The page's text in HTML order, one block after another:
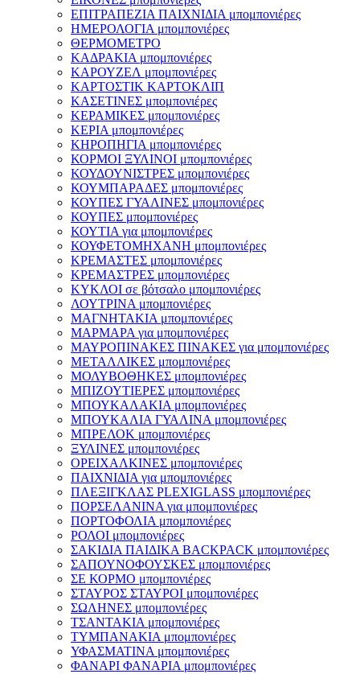
ΕΠΙΤΡΑΠΕΖΙΑ ΠΑΙΧΝΙΔΙΑ μπομπονιέρες
ΗΜΕΡΟΛΟΓΙΑ μπομπονιέρες
ΘΕΡΜΟΜΕΤΡΟ
ΚΑΔΡΑΚΙΑ μπομπονιέρες
ΚΑΡΟΥΖΕΛ μπομπονιέρες
ΚΑΡΤΟΣΤΙΚ ΚΑΡΤΟΚΛΙΠ
ΚΑΣΕΤΙΝΕΣ μπομπονιέρες
ΚΕΡΑΜΙΚΕΣ μπομπονιέρες
ΚΕΡΙΑ μπομπονιέρες
ΚΗΡΟΠΗΓΙΑ μπομπονιέρες
ΚΟΡΜΟΙ ΞΥΛΙΝΟΙ μπομπονιέρες
ΚΟΥΔΟΥΝΙΣΤΡΕΣ μπομπονιέρες
ΚΟΥΜΠΑΡΑΔΕΣ μπομπονιέρες
ΚΟΥΠΕΣ ΓΥΑΛΙΝΕΣ μπομπονιέρες
ΚΟΥΠΕΣ μπομπονιέρες
ΚΟΥΤΙΑ για μπομπονιέρες
ΚΟΥΦΕΤΟΜΗΧΑΝΗ μπομπονιέρες
ΚΡΕΜΑΣΤΕΣ μπομπονιέρες
ΚΡΕΜΑΣΤΡΕΣ μπομπονιέρες
ΚΥΚΛΟΙ σε βότσαλο μπομπονιέρες
ΛΟΥΤΡΙΝΑ μπομπονιέρες
ΜΑΓΝΗΤΑΚΙΑ μπομπονιέρες
ΜΑΡΜΑΡΑ για μπομπονιέρες
ΜΑΥΡΟΠΙΝΑΚΕΣ ΠΙΝΑΚΕΣ για μπομπονιέρες
ΜΕΤΑΛΛΙΚΕΣ μπομπονιέρες
ΜΟΛΥΒΟΘΗΚΕΣ μπομπονιέρες
ΜΠΙΖΟΥΤΙΕΡΕΣ μπομπονιέρες
ΜΠΟΥΚΑΛΑΚΙΑ μπομπονιέρες
ΜΠΟΥΚΑΛΙΑ ΓΥΑΛΙΝΑ μπομπονιέρες
ΜΠΡΕΛΟΚ μπομπονιέρες
ΞΥΛΙΝΕΣ μπομπονιέρες
ΟΡΕΙΧΑΛΚΙΝΕΣ μπομπονιέρες
ΠΑΙΧΝΙΔΙΑ για μπομπονιέρες
ΠΛΕΞΙΓΚΛΑΣ PLEXIGLASS μπομπονιέρες
ΠΟΡΣΕΛΑΝΙΝΑ για μπομπονιέρες
ΠΟΡΤΟΦΟΛΙΑ μπομπονιέρες
ΡΟΛΟΙ μπομπονιέρες
ΣΑΚΙΔΙΑ ΠΑΙΔΙΚΑ BACKPACK μπομπονιέρες
ΣΑΠΟΥΝΟΦΟΥΣΚΕΣ μπομπονιέρες
ΣΕ ΚΟΡΜΟ μπομπονιέρες
ΣΤΑΥΡΟΣ ΣΤΑΥΡΟΙ μπομπονιέρες
ΣΩΛΗΝΕΣ μπομπονιέρες
ΤΣΑΝΤΑΚΙΑ μπομπονιέρες
ΤΥΜΠΑΝΑΚΙΑ μπομπονιέρες
ΥΦΑΣΜΑΤΙΝΑ μπομπονιέρες
ΦΑΝΑΡΙ ΦΑΝΑΡΙΑ μπομπονιέρες